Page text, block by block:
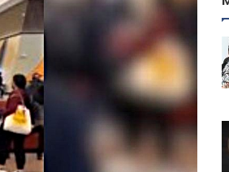
Virgen De Guadalupe
Millones De Árboles
Años En Puerto Vallarta
De Enfermedad En Jalisco
Nuevo Auditorio
Puerto Vallarta
Cargos Y Objetivos Prioritarios